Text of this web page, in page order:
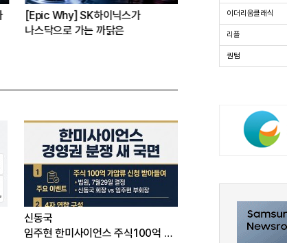
[Epic Why] SK하이닉스가
나스닥으로 가는 까닭은
[CEO’s Speech] 최태
“AI는 경기사이클 아
신동국
임주현 한미사이언스 주식100억 가
이더리움클래식
리플
퀀텀